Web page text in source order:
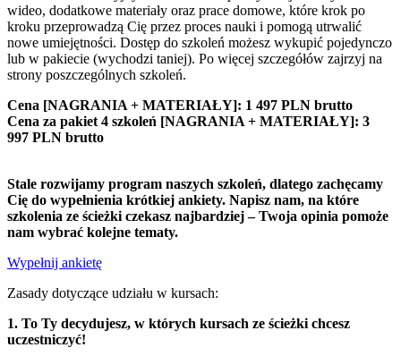
wideo, dodatkowe materiały oraz prace domowe, które krok po
kroku przeprowadzą Cię przez proces nauki i pomogą utrwalić
nowe umiejętności. Dostęp do szkoleń możesz wykupić pojedynczo
lub w pakiecie (wychodzi taniej). Po więcej szczegółów zajrzyj na
strony poszczególnych szkoleń.
Cena [NAGRANIA + MATERIAŁY]: 1 497 PLN brutto
Cena za pakiet 4 szkoleń [NAGRANIA + MATERIAŁY]: 3
997 PLN brutto
Stale rozwijamy program naszych szkoleń, dlatego zachęcamy
Cię do wypełnienia krótkiej ankiety. Napisz nam, na które
szkolenia ze ścieżki czekasz najbardziej – Twoja opinia pomoże
nam wybrać kolejne tematy.
Wypełnij ankietę
Zasady dotyczące udziału w kursach:
1. To Ty decydujesz, w których kursach ze ścieżki chcesz
uczestniczyć!